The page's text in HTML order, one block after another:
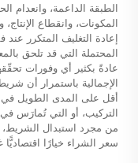
الطبقة الداعمة، وانعدام
المكونات، وانقطاع
إعادة التغليف المتكرر
المحتملة التي قد تلحق
عادةً بكثير أي وفورات
الإجمالية باستمرار أن
أقل على المدى الطويل في
التركيب، أو التي تُمارَس
من مجرد استبدال الشريط،
سعر الشراء خيارًا